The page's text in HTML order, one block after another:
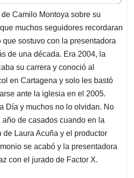
i
l
e
a
d
s
Camilo Montoya sobre su
muchos seguidores recordaran
sostuvo con la presentadora
de una década. Era 2004, la
su carrera y conoció al
en Cartagena y solo les bastó
ante la iglesia en el 2005.
Día y muchos no lo olvidan. No
de casados cuando en la
Laura Acuña y el productor
se acabó y la presentadora
con el jurado de Factor X.